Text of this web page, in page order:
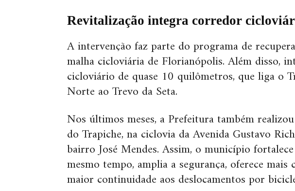
Revitalização integra corredor
A intervenção faz parte do programa de
malha cicloviária de Florianópolis. Além disso,
cicloviário de quase 10 quilômetros, que liga o
Norte ao Trevo da Seta.
Nos últimos meses, a Prefeitura também
do Trapiche, na ciclovia da Avenida Gustavo
bairro José Mendes. Assim, o município
mesmo tempo, amplia a segurança, oferece
maior continuidade aos deslocamentos por